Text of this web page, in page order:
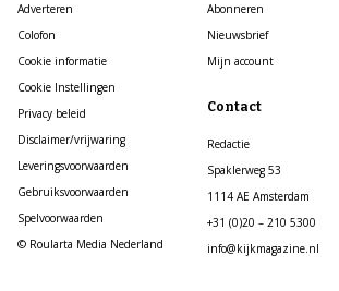
Adverteren
Colofon
Cookie informatie
Cookie Instellingen
Privacy beleid
Disclaimer/vrijwaring
Leveringsvoorwaarden
Gebruiksvoorwaarden
Spelvoorwaarden
© Roularta Media Nederland
Abonneren
Nieuwsbrief
Mijn account
Contact
Redactie
Spaklerweg 53
1114 AE Amsterdam
+31 (0)20 – 210 5300
info@kijkmagazine.nl